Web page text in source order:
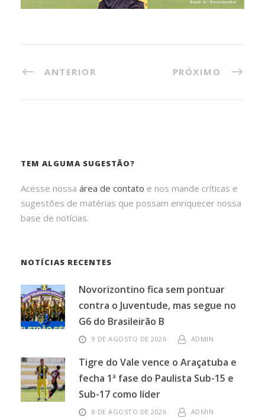
ANTERIOR PRÓXIMO
TEM ALGUMA SUGESTÃO?
Acesse nossa área de contato e nos mande críticas e
sugestões de matérias que possam enriquecer nossa
base de notícias.
NOTÍCIAS RECENTES
Novorizontino fica sem pontuar
contra o Juventude, mas segue no
G6 do Brasileirão B
9 DE AGOSTO DE 2026 ADMIN
Tigre do Vale vence o Araçatuba e
fecha 1ª fase do Paulista Sub-15 e
Sub-17 como líder
8 DE AGOSTO DE 2026 ADMIN